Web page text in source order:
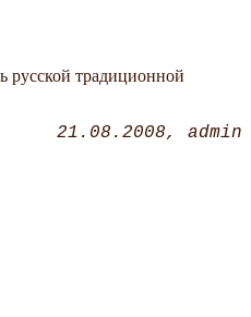
традиционной
21.08.2008 admin